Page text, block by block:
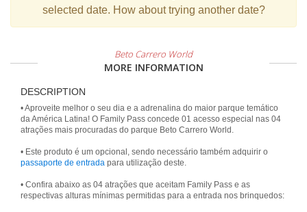
selected date. How about trying another date?
Beto Carrero World
MORE INFORMATION
DESCRIPTION
• Aproveite melhor o seu dia e a adrenalina do maior parque temático
da América Latina! O Family Pass concede 01 acesso especial nas 04
atrações mais procuradas do parque Beto Carrero World.
• Este produto é um opcional, sendo necessário também adquirir o
passaporte de entrada para utilização deste.
• Confira abaixo as 04 atrações que aceitam Family Pass e as
respectivas alturas mínimas permitidas para a entrada nos brinquedos: